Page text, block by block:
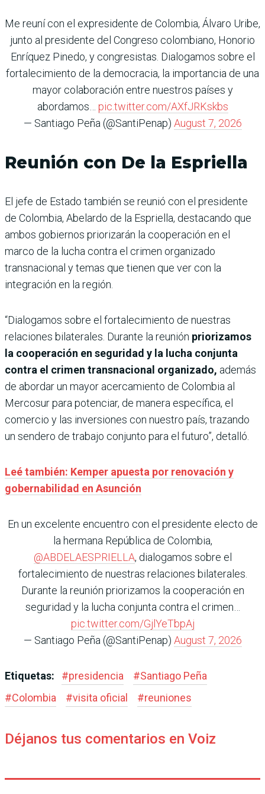
Me reuní con el expresidente de Colombia, Álvaro Uribe,
junto al presidente del Congreso colombiano, Honorio
Enríquez Pinedo, y congresistas. Dialogamos sobre el
fortalecimiento de la democracia, la importancia de una
mayor colaboración entre nuestros países y
abordamos… pic.twitter.com/AXfJRKskbs
— Santiago Peña (@SantiPenap) August 7, 2026
Reunión con De la Espriella
El jefe de Estado también se reunió con el presidente
de Colombia, Abelardo de la Espriella, destacando que
ambos gobiernos priorizarán la cooperación en el
marco de la lucha contra el crimen organizado
transnacional y temas que tienen que ver con la
integración en la región.
“Dialogamos sobre el fortalecimiento de nuestras
relaciones bilaterales. Durante la reunión priorizamos
la cooperación en seguridad y la lucha conjunta
contra el crimen transnacional organizado, además
de abordar un mayor acercamiento de Colombia al
Mercosur para potenciar, de manera específica, el
comercio y las inversiones con nuestro país, trazando
un sendero de trabajo conjunto para el futuro”, detalló.
Leé también: Kemper apuesta por renovación y
gobernabilidad en Asunción
En un excelente encuentro con el presidente electo de
la hermana República de Colombia,
@ABDELAESPRIELLA, dialogamos sobre el
fortalecimiento de nuestras relaciones bilaterales.
Durante la reunión priorizamos la cooperación en
seguridad y la lucha conjunta contra el crimen…
pic.twitter.com/GjlYeTbpAj
— Santiago Peña (@SantiPenap) August 7, 2026
Etiquetas: #presidencia #Santiago Peña
#Colombia #visita oficial #reuniones
Déjanos tus comentarios en Voiz